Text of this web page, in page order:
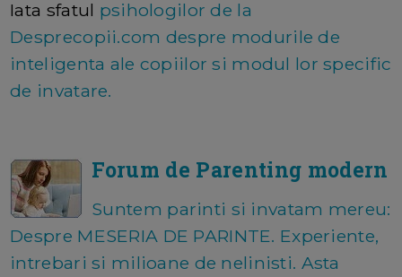
Iata sfatul psihologilor de la
Desprecopii.com despre modurile de
inteligenta ale copiilor si modul lor specific
de invatare.
Forum de Parenting modern
Suntem parinti si invatam mereu:
Despre MESERIA DE PARINTE. Experiente,
intrebari si milioane de nelinisti. Asta